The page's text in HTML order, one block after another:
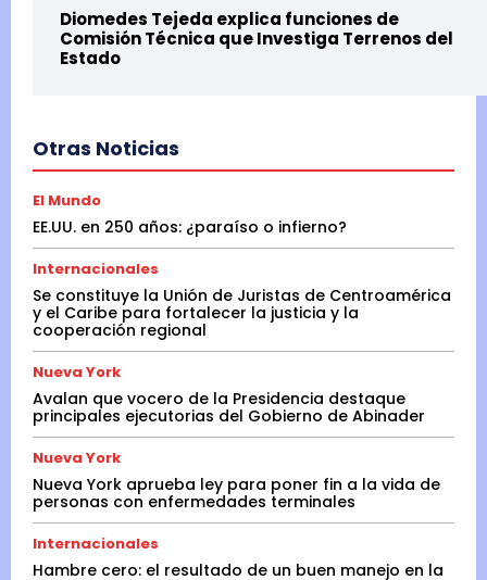
Diomedes Tejeda explica funciones de
Comisión Técnica que Investiga Terrenos del
Estado
Otras Noticias
El Mundo
EE.UU. en 250 años: ¿paraíso o infierno?
Internacionales
Se constituye la Unión de Juristas de Centroamérica
y el Caribe para fortalecer la justicia y la
cooperación regional
Nueva York
Avalan que vocero de la Presidencia destaque
principales ejecutorias del Gobierno de Abinader
Nueva York
Nueva York aprueba ley para poner fin a la vida de
personas con enfermedades terminales
Internacionales
Hambre cero: el resultado de un buen manejo en la